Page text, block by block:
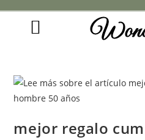
mejor regalo